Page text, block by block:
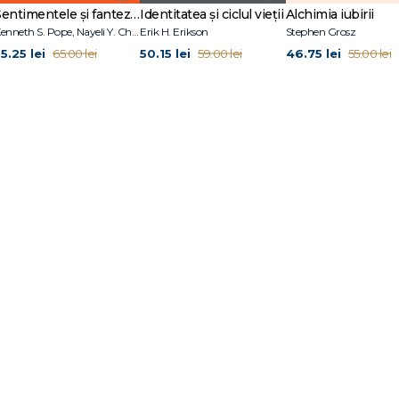
terapeuta
un grup rezistent
lângă ea pe canapea
Sentimentele și fanteziile sexuale ale terapeuților
lei 65.00 lei
Identitatea și ciclul vieții
Erik H. Erikson
50.15 lei 59.00 lei
Alchimia iubirii
Stephen Grosz
46.75 lei 55.00 lei